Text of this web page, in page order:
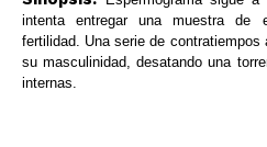
intenta entregar una muestra de
fertilidad. Una serie de
su masculinidad, desatando una
internas.